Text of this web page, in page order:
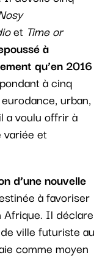
et Time or
à
qu’en 2016
à cinq
urban,
a voulu offrir à
et
d’une nouvelle
à favoriser
Afrique. Il déclare
ville futuriste au
comme moyen